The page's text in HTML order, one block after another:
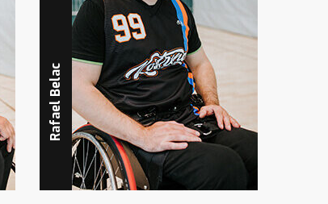
Rafael Belac